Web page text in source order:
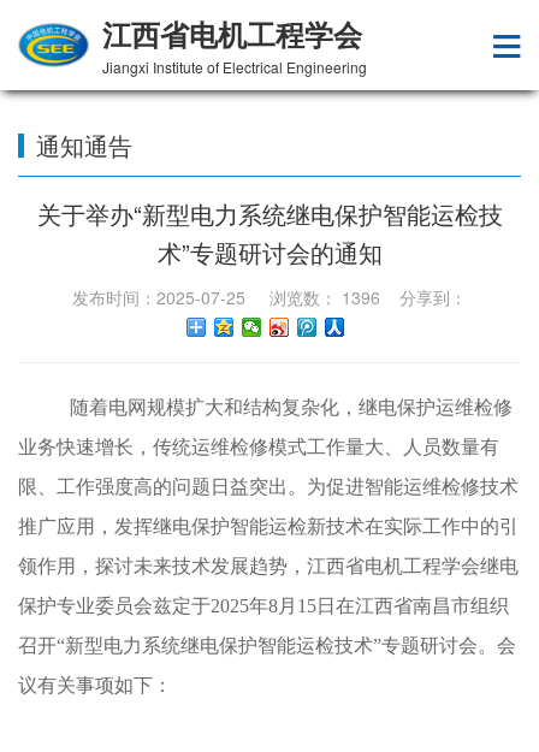
江西省电机工程学会
Jiangxi Institute of Electrical Engineering
通知通告
关于举办“新型电力系统继电保护智能运检技
术”专题研讨会的通知
发布时间：2025-07-25 浏览数： 1396 分享到：
随着电网规模扩大和结构复杂化，继电保护运维检修
业务快速增长，传统运维检修模式工作量大、人员数量有
限、工作强度高的问题日益突出。为促进智能运维检修技术
推广应用，发挥继电保护智能运检新技术在实际工作中的引
领作用，探讨未来技术发展趋势，江西省电机工程学会继电
保护专业委员会兹定于2025年8月15日在江西省南昌市组织
召开“新型电力系统继电保护智能运检技术”专题研讨会。会
议有关事项如下：